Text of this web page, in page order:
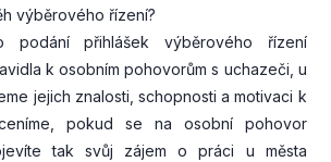
výběrového řízení?
podání přihlášek výběrového řízení
k osobním pohovorům s uchazeči, u
jejich znalosti, schopnosti a motivaci k
pokud se na osobní pohovor
tak svůj zájem o práci u města